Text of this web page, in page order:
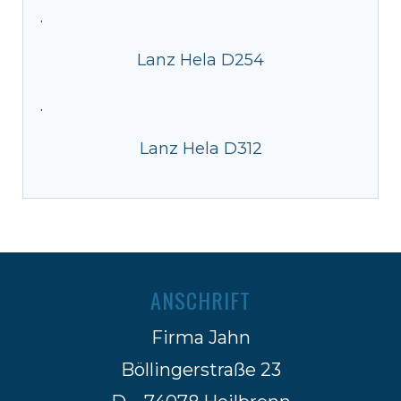
·
Lanz Hela D254
·
Lanz Hela D312
ANSCHRIFT
Firma Jahn
Böllingerstraße 23